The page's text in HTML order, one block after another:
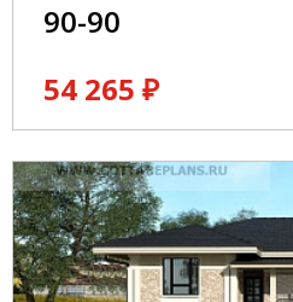
90-90
54 265 ₽